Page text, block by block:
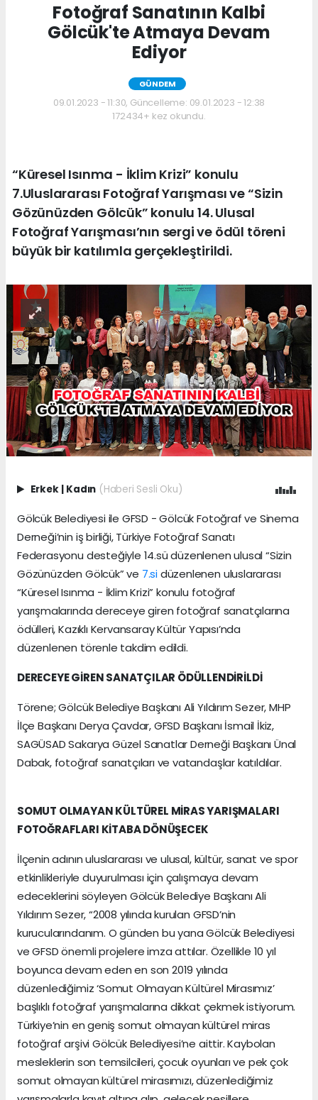
Fotoğraf Sanatının Kalbi
Gölcük'te Atmaya Devam
Ediyor
GÜNDEM
09.01.2023 - 11:30, Güncelleme: 09.01.2023 - 12:38
172434+ kez okundu.
“Küresel Isınma - İklim Krizi” konulu
7.Uluslararası Fotoğraf Yarışması ve “Sizin
Gözünüzden Gölcük” konulu 14. Ulusal
Fotoğraf Yarışması’nın sergi ve ödül töreni
büyük bir katılımla gerçekleştirildi.
Erkek | Kadın (Haberi Sesli Oku)
Gölcük Belediyesi ile GFSD - Gölcük Fotoğraf ve Sinema
Derneği’nin iş birliği, Türkiye Fotoğraf Sanatı
Federasyonu desteğiyle 14.sü düzenlenen ulusal “Sizin
Gözünüzden Gölcük” ve 7.sidüzenlenen uluslararası
“Küresel Isınma - İklim Krizi” konulu fotoğraf
yarışmalarında dereceye giren fotoğraf sanatçılarına
ödülleri, Kazıklı Kervansaray Kültür Yapısı’nda
düzenlenen törenle takdim edildi.
DERECEYE GİREN SANATÇILAR ÖDÜLLENDİRİLDİ
Törene; Gölcük Belediye Başkanı Ali Yıldırım Sezer, MHP
İlçe Başkanı Derya Çavdar, GFSD Başkanı İsmail İkiz,
SAGÜSAD Sakarya Güzel Sanatlar Derneği Başkanı Ünal
Dabak, fotoğraf sanatçıları ve vatandaşlar katıldılar.
SOMUT OLMAYAN KÜLTÜREL MİRAS YARIŞMALARI
FOTOĞRAFLARI KİTABA DÖNÜŞECEK
İlçenin adının uluslararası ve ulusal, kültür, sanat ve spor
etkinlikleriyle duyurulması için çalışmaya devam
edeceklerini söyleyen Gölcük Belediye Başkanı Ali
Yıldırım Sezer, “2008 yılında kurulan GFSD’nin
kurucularındanım. O günden bu yana Gölcük Belediyesi
ve GFSD önemli projelere imza attılar. Özellikle 10 yıl
boyunca devam eden en son 2019 yılında
düzenlediğimiz ‘Somut Olmayan Kültürel Mirasımız’
başlıklı fotoğraf yarışmalarına dikkat çekmek istiyorum.
Türkiye’nin en geniş somut olmayan kültürel miras
fotoğraf arşivi Gölcük Belediyesi’ne aittir. Kaybolan
mesleklerin son temsilcileri, çocuk oyunları ve pek çok
somut olmayan kültürel mirasımızı, düzenlediğimiz